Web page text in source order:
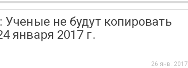
Ученые не будут копировать
января 2017 г.
26 янв. 2017